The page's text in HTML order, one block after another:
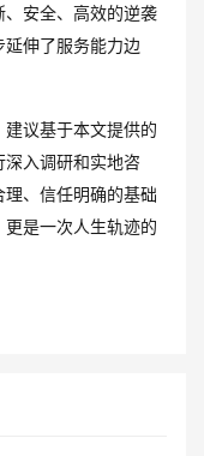
、安全、高效的逆袭
伸了服务能力边
议基于本文提供的
入调研和实地咨
、信任明确的基础
是一次人生轨迹的